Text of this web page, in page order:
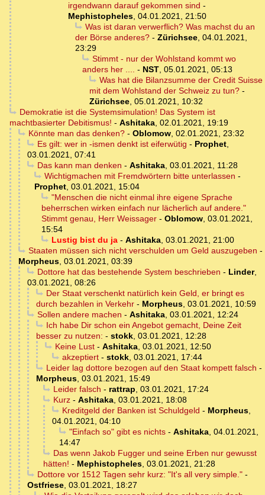
irgendwann darauf gekommen sind -
Mephistopheles, 04.01.2021, 21:50
Was ist daran verwerflich? Was machst du an
der Börse anderes? - Zürichsee, 04.01.2021,
23:29
Stimmt - nur der Wohlstand kommt wo
anders her .... - NST, 05.01.2021, 05:13
Was hat die Bilanzsumme der Credit Suisse
mit dem Wohlstand der Schweiz zu tun? -
Zürichsee, 05.01.2021, 10:32
Demokratie ist die Systemsimulation! Das System ist
machtbasierter Debitismus! - Ashitaka, 02.01.2021, 19:19
Könnte man das denken?- Oblomow, 02.01.2021, 23:32
Es gilt: wer in -ismen denkt ist eiferwütig - Prophet,
03.01.2021, 07:41
Das kann man denken - Ashitaka, 03.01.2021, 11:28
Wichtigmachen mit Fremdwörtern bitte unterlassen -
Prophet, 03.01.2021, 15:04
"Menschen die nicht einmal ihre eigene Sprache
beherrschen wirken einfach nur lächerlich auf andere."
Stimmt genau, Herr Weissager - Oblomow, 03.01.2021,
15:54
Lustig bist du ja- Ashitaka, 03.01.2021, 21:00
Staaten müssen sich nicht verschulden um Geld auszugeben -
Morpheus, 03.01.2021, 03:39
Dottore hat das bestehende System beschrieben - Linder,
03.01.2021, 08:26
Der Staat verschenkt natürlich kein Geld, er bringt es
durch bezahlen in Verkehr - Morpheus, 03.01.2021, 10:59
Sollen andere machen - Ashitaka, 03.01.2021, 12:24
Ich habe Dir schon ein Angebot gemacht, Deine Zeit
besser zu nutzen: - stokk, 03.01.2021, 12:28
Keine Lust- Ashitaka, 03.01.2021, 12:50
akzeptiert- stokk, 03.01.2021, 17:44
Leider lag dottore bezogen auf den Staat kompett falsch -
Morpheus, 03.01.2021, 15:49
Leider falsch - rattrap, 03.01.2021, 17:24
Kurz- Ashitaka, 03.01.2021, 18:08
Kreditgeld der Banken ist Schuldgeld - Morpheus,
04.01.2021, 04:10
"Einfach so" gibt es nichts- Ashitaka, 04.01.2021,
14:47
Das wenn Jakob Fugger und seine Erben nur gewusst
hätten! - Mephistopheles, 03.01.2021, 21:28
Dottore vor 1512 Tagen sehr kurz: "It's all very simple."-
Ostfriese, 03.01.2021, 18:27